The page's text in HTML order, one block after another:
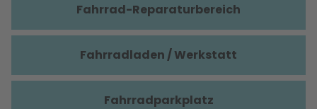
Fahrrad-Reparaturbereich
Fahrradladen / Werkstatt
Fahrradparkplatz